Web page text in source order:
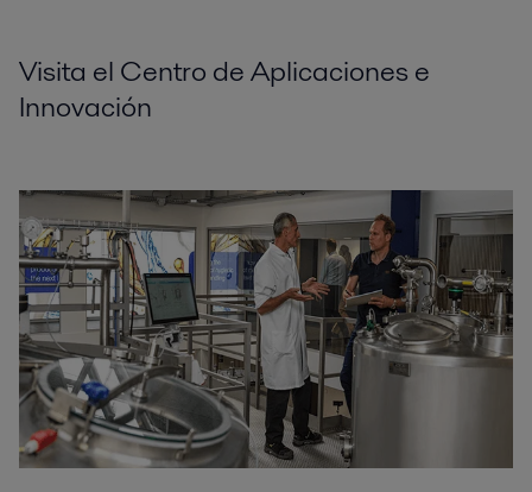
Visita el Centro de Aplicaciones e
Innovación